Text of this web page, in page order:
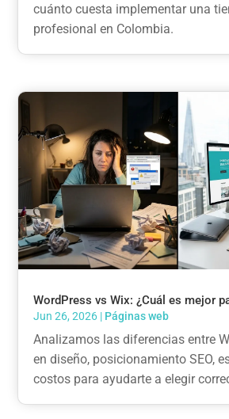
cuánto cuesta implementar una
profesional en Colombia.
WordPress vs Wix: ¿Cuál es mejor
Jun 26, 2026 | Páginas web
Analizamos las diferencias entre
en diseño, posicionamiento SEO,
costos para ayudarte a elegir